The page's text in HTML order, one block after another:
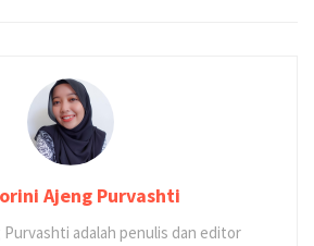
Ajeng Purvashti
adalah penulis dan editor